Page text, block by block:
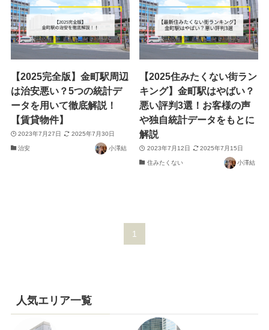
【2025完全版】金町駅周辺
は治安悪い？5つの統計デ
ータを用いて徹底解説！
【賃貸物件】
2023年7月27日 2025年7月30日
治安 小澤結
【2025住みたくない街ラン
キング】金町駅はやばい？
悪い評判3選！お客様の声
や独自統計データをもとに
解説
2023年7月12日 2025年7月15日
住みたくない 小澤結
1
人気エリア一覧